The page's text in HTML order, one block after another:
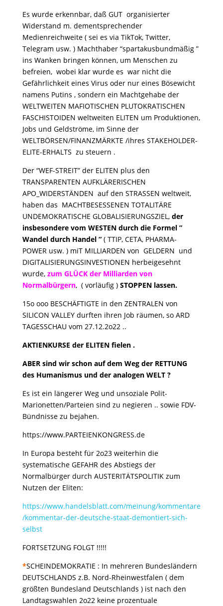
Es wurde erkennbar, daß GUT organisierter
Widerstand m. dementsprechender
Medienreichweite ( sei es via TikTok, Twitter,
Telegram usw. ) Machthaber “spartakusbundmäßig ”
ins Wanken bringen können, um Menschen zu
befreien, wobei klar wurde es war nicht die
Gefährlichkeit eines Virus oder nur eines Bösewicht
namens Putins , sondern ein Machtgehabe der
WELTWEITEN MAFIOTISCHEN PLUTOKRATISCHEN
FASCHISTOIDEN weltweiten ELITEN um Produktionen,
Jobs und Geldströme, im Sinne der
WELTBÖRSEN/FINANZMÄRKTE /ihres STAKEHOLDER-
ELITE-ERHALTS zu steuern .
Der “WEF-STREIT” der ELITEN plus den
TRANSPARENTEN AUFKLÄRERISCHEN
APO_WIDERSTÄNDEN auf den STRASSEN weltweit,
haben das MACHTBESESSENEN TOTALITÄRE
UNDEMOKRATISCHE GLOBALISIERUNGSZIEL, der
insbesondere vom WESTEN durch die Formel ”
Wandel durch Handel “( TTIP, CETA, PHARMA-
POWER usw. ) miT MILLIARDEN von GELDERN und
DIGITALISIERUNGSINVESTIONEN herbeigesehnt
wurde, zum GLÜCK der Milliarden von
Normalbürgern, ( vorläufig ) STOPPEN lassen.
15o ooo BESCHÄFTIGTE in den ZENTRALEN von
SILICON VALLEY durften ihren Job räumen, so ARD
TAGESSCHAU vom 27.12.2o22 ..
AKTIENKURSE der ELITEN fielen .
ABER sind wir schon auf dem Weg der RETTUNG
des Humanismus und der analogen WELT ?
Es ist ein längerer Weg und unsoziale Polit-
Marionetten/Parteien sind zu negieren .. sowie FDV-
Bündnisse zu bejahen.
https://www.PARTEIENKONGRESS.de
In Europa besteht für 2o23 weiterhin die
systematische GEFAHR des Abstiegs der
Normalbürger durch AUSTERITÄTSPOLITIK zum
Nutzen der Eliten:
https://www.handelsblatt.com/meinung/kommentare
/kommentar-der-deutsche-staat-demontiert-sich-
selbst
FORTSETZUNG FOLGT !!!!!
*SCHEINDEMOKRATIE : In mehreren Bundesländern
DEUTSCHLANDS z.B. Nord-Rheinwestfalen ( dem
größten Bundesland Deutschlands ) ist nach den
Landtagswahlen 2o22 keine prozentuale